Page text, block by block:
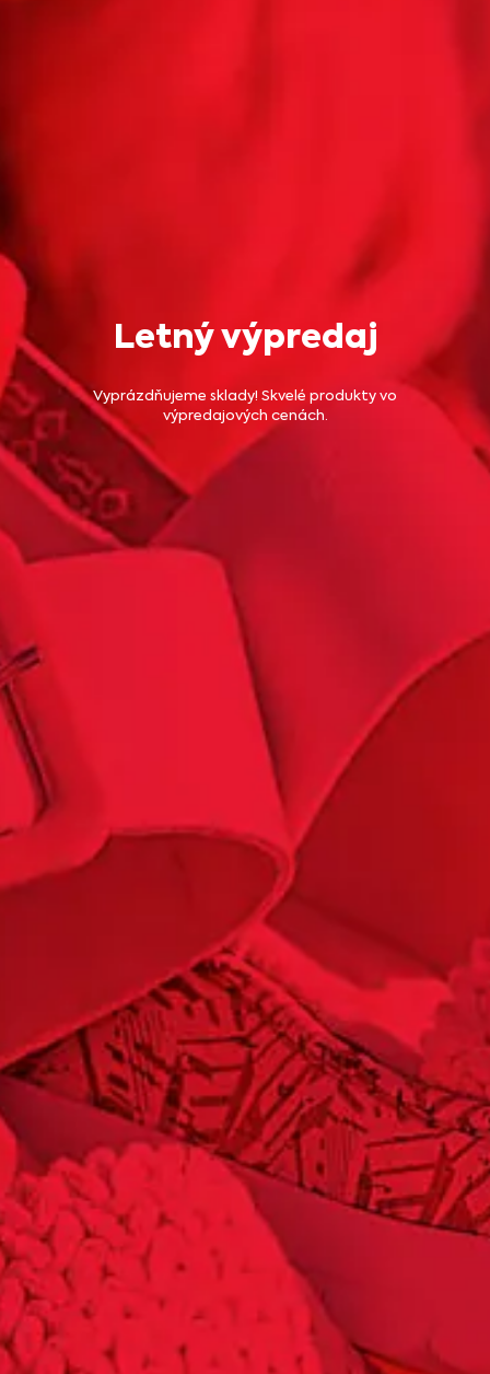
Letný výpredaj
Vyprázdňujeme sklady! Skvelé produkty vo
výpredajových cenách.